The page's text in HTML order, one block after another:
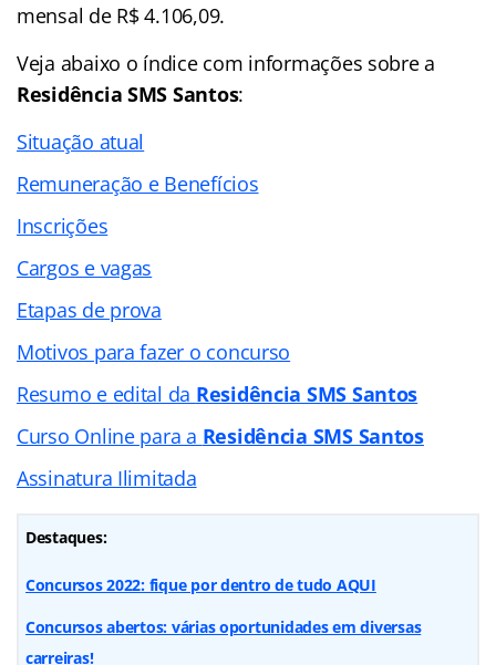
mensal de R$ 4.106,09.
Veja abaixo o índicecom informações sobre a
Residência SMS Santos:
Situação atual
Remuneração e Benefícios
Inscrições
Cargos e vagas
Etapas de prova
Motivos para fazer o concurso
Resumo e edital da Residência SMS Santos
Curso Online para a Residência SMS Santos
Assinatura Ilimitada
Destaques:
Concursos 2022: fique por dentro de tudo AQUI
Concursos abertos: várias oportunidades em diversas
carreiras!